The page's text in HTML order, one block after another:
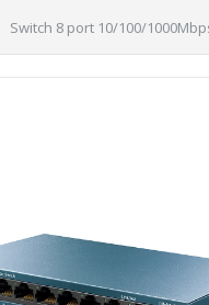
Switch 8 port 10/100/